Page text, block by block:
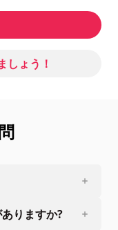
しょう！
りますか?